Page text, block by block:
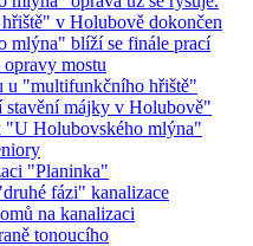
v Holubově dokončen
mlýna" blíží se finále prací
opravy mostu
u "multifunkčního hřiště"
májky v Holubově"
"U Holubovského mlýna"
"Planinka"
fázi" kanalizace
na kanalizaci
tonoucího